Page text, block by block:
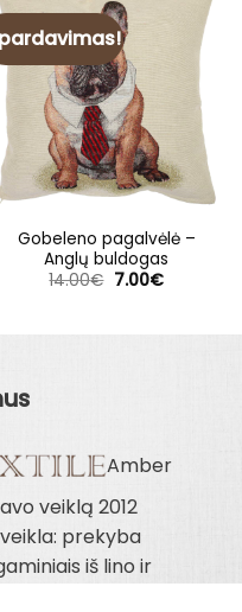
Gobeleno pagalvėlė –
Anglų buldogas
14.00€ Original
7.00€Current
Amber
veiklą 2012
prekyba
iš lino ir